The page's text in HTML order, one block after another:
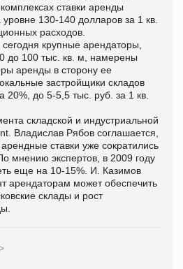
ставки аренды
130-140 долларов за 1 кв.
расходов.
крупные арендаторы,
до 100 тыс. кв. м, намерены
аренды в сторону ее
застройщики складов
20%, до 5-5,5 тыс. руб. за 1 кв.
складской и индустриальной
Владислав Рябов соглашается,
ставки уже сократились
мнению экспертов, в 2009 году
еще на 10-15%. И. Казимов
арендаторам может обеспечить
склады и рост